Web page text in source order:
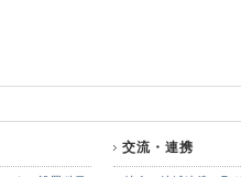
交流・連携